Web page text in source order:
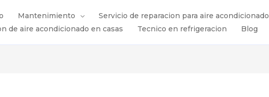
Mantenimiento
Servicio de reparacion para aire acondicionado
de aire acondicionado en casas Tecnico en refrigeracion Blog